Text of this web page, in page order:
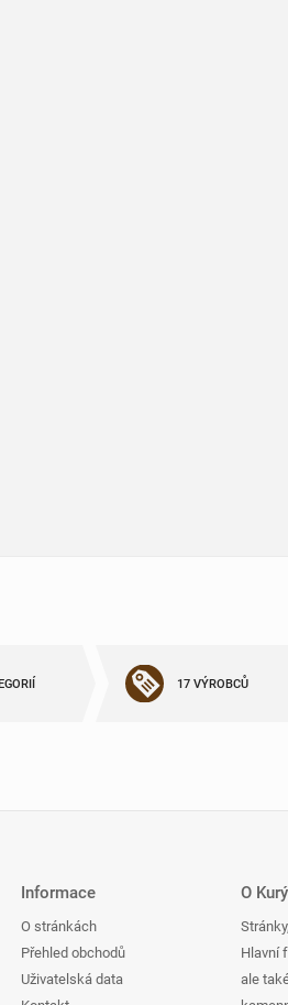
17 VÝROBCŮ
Informace
O stránkách
Přehled obchodů
Uživatelská data
O
Hlavní
ale